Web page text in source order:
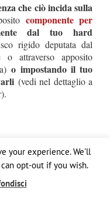
che ciò incida sulla
componente per
dal tuo hard
rigido deputata dal
o attraverso apposito
o impostando il tuo
(vedi nel dettaglio a
visite e comportamenti
di uso
your experience. We'll
opt-out if you wish.